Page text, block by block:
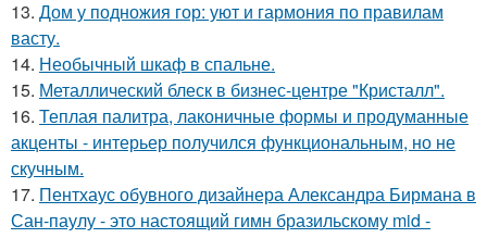
13. Дом у подножия гор: уют и гармония по правилам
васту.
14. Необычный шкаф в спальне.
15. Металлический блеск в бизнес-центре "Кристалл".
16. Теплая палитра, лаконичные формы и продуманные
акценты - интерьер получился функциональным, но не
скучным.
17. Пентхаус обувного дизайнера Александра Бирмана в
Сан-паулу - это настоящий гимн бразильскому mid -